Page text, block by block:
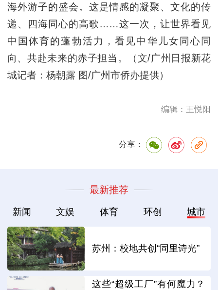
海外游子的盛会。这是情感的凝聚、文化的传
递、四海同心的高歌……这一次，让世界看见
中国体育的蓬勃活力，看见中华儿女同心同
向、共赴未来的赤子担当。（文/广州日报新花
城记者：杨朝露 图/广州市侨办提供）
编辑：王悦阳
分享：
最新推荐
新闻 文娱 体育 环创 城市
苏州：校地共创“同里诗光”
这些“超级工厂”有何魔力？